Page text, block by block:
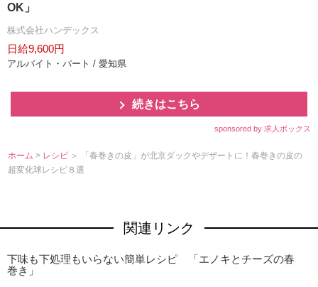
OK」
株式会社ハンデックス
日給9,600円
アルバイト・パート / 愛知県
続きはこちら
sponsored by 求人ボックス
ホーム > レシピ ＞ 「春巻きの皮」が北京ダックやデザートに！春巻きの皮の
超変化球レシピ８選
関連リンク
下味も下処理もいらない簡単レシピ 「エノキとチーズの春
巻き」